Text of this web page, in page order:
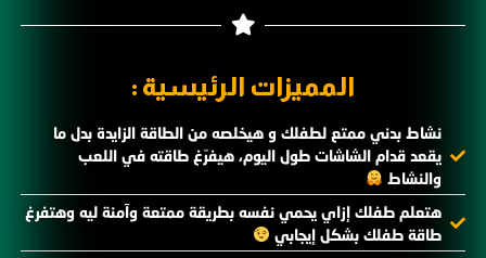
المميزات الرئيسية :
نشاط بدني ممتع لطفلك و هيخلصه من الطاقة الزايدة بدل ما
يقعد قدام الشاشات طول اليوم، هيفرّغ طاقته في اللعب
والنشاط
هتعلم طفلك إزاي يحمي نفسه بطريقة ممتعة وآمنة ليه وهتفرغ
طاقة طفلك بشكل إيجابي